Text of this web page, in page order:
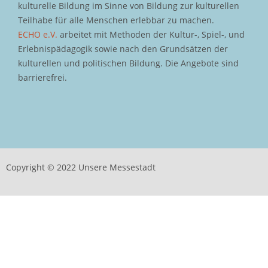
kulturelle Bildung im Sinne von Bildung zur kulturellen
Teilhabe für alle Menschen erlebbar zu machen.
ECHO e.V. arbeitet mit Methoden der Kultur-, Spiel-, und
Erlebnispädagogik sowie nach den Grundsätzen der
kulturellen und politischen Bildung. Die Angebote sind
barrierefrei.
Copyright © 2022 Unsere Messestadt